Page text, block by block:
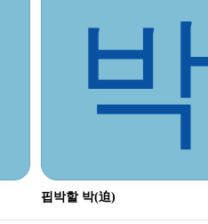
핍박할 박(迫)